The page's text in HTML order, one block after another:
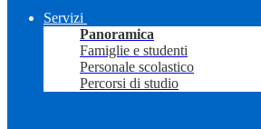
Servizi
Panoramica
Famiglie e studenti
Personale scolastico
Percorsi di studio